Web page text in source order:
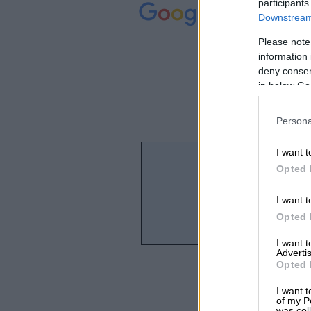
Please
information
deny
in below
I want
Opted
I want
Opted
I want
Opted
I want
of my